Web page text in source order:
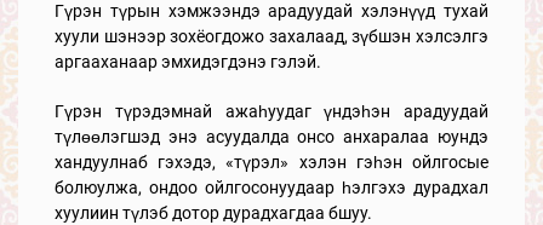
Гүрэн түрын хэмжээндэ арадуудай хэлэнүүд тухай
хуули шэнээр зохёогдожо захалаад, зүбшэн хэлсэлгэ
аргааханаар эмхидэгдэнэ гэлэй.
Гүрэн түрэдэмнай ажаһуудаг үндэһэн арадуудай
түлөөлэгшэд энэ асуудалда онсо анхаралаа юундэ
хандуулнаб гэхэдэ, «түрэл» хэлэн гэһэн ойлгосые
болюулжа, ондоо ойлгосонуудаар һэлгэхэ дурадхал
хуулиин түлэб дотор дурадхагдаа бшуу.